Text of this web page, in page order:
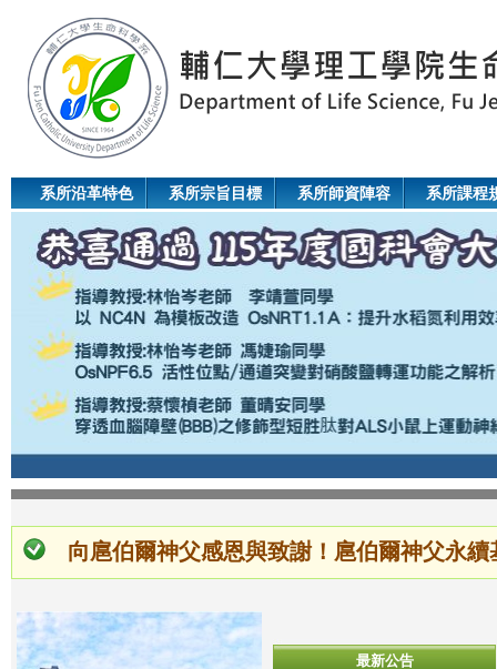
系所沿革特色 系所宗旨目標 系所師資陣容 系所課程
向扈伯爾神父感恩與致謝！扈伯爾神父永
最新公告